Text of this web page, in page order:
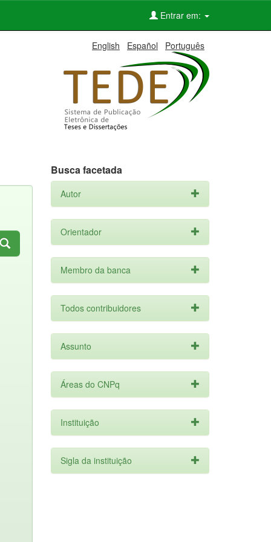
Entrar em:
English Español Português
Busca facetada
Autor
Orientador
Membro da banca
Todos contribuidores
Assunto
Áreas do CNPq
Instituição
Sigla da instituição